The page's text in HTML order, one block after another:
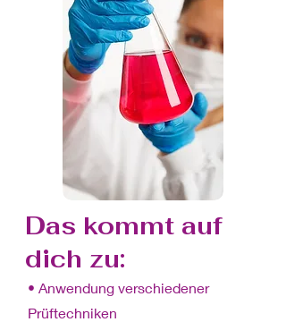
Das kommt auf
dich zu:
• Anwendung verschiedener
Prüftechniken